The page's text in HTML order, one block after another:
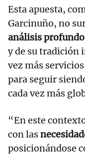
Esta apuesta,
Garcinuño, no
análisis
y de su tradición
vez más
para seguir
cada vez más
“En este
con las
posicionándose